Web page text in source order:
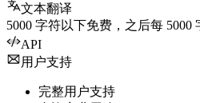
文本翻译
5000 字符以下免费，之后每 5000
API
用户支持
完整用户支持